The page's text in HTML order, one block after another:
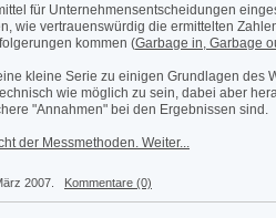
für Unternehmensentscheidungen
wie vertrauenswürdig die ermittelten
kommen (Garbage in, Garbage
kleine Serie zu einigen Grundlagen des
wie möglich zu sein, dabei aber
"Annahmen" bei den Ergebnissen sind.
der Messmethoden. Weiter...
2007. Kommentare (0)